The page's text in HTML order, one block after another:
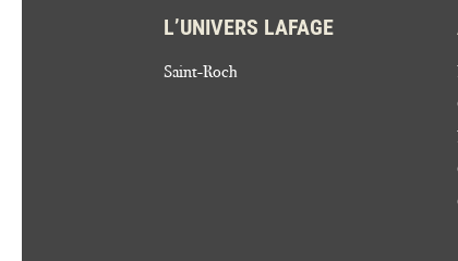
L’UNIVERS LAFAGE
Saint-Roch